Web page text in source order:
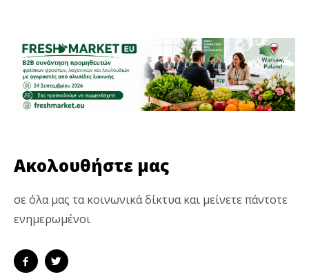
Ακολουθήστε μας
σε όλα μας τα κοινωνικά δίκτυα και μείνετε πάντοτε
ενημερωμένοι